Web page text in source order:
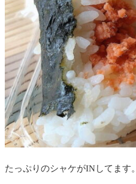
たっぷりのシャケがINしてます。